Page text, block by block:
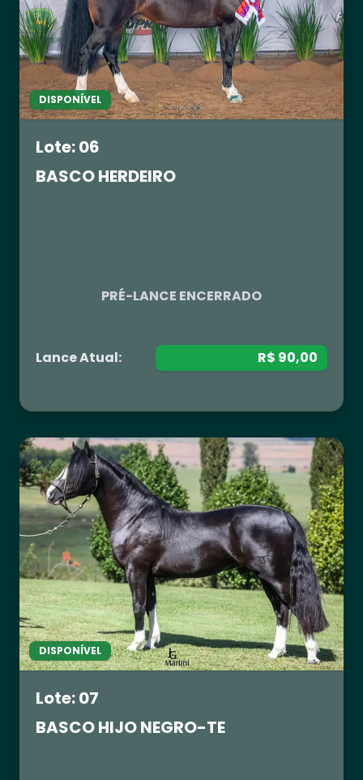
DISPONÍVEL
Lote: 06
BASCO HERDEIRO
PRÉ-LANCE ENCERRADO
Lance Atual: R$ 90,00
DISPONÍVEL
Lote: 07
BASCO HIJO NEGRO-TE